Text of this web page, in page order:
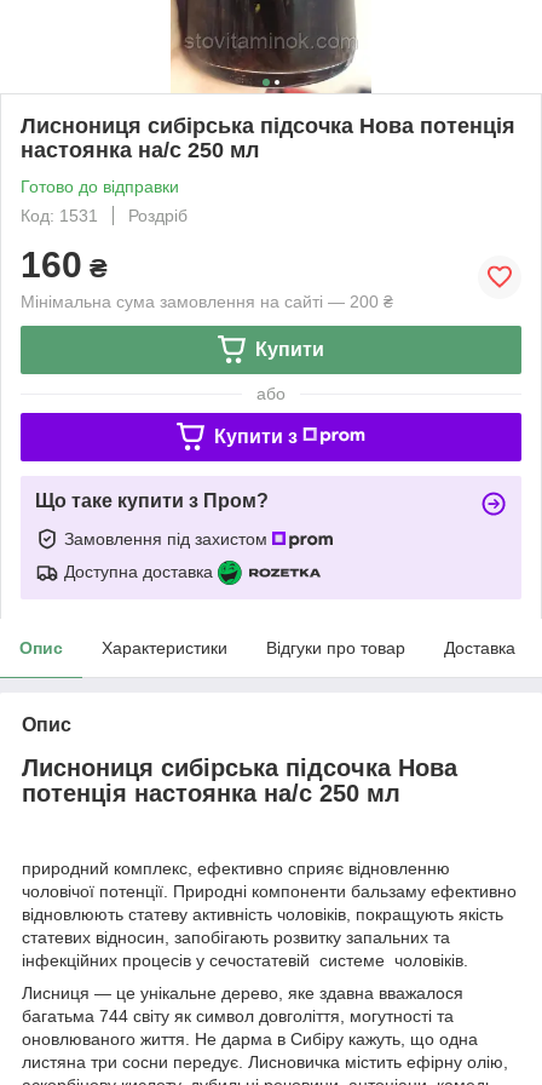
Лиснониця сибірська підсочка Нова потенція
настоянка на/с 250 мл
Готово до відправки
Код: 1531
Роздріб
160 ₴
Мінімальна сума замовлення на сайті — 200 ₴
Купити
або
Купити з
Що таке купити з Пром?
Замовлення під захистом
Доступна доставка
Опис Характеристики Відгуки про товар Доставка
Опис
Лиснониця сибірська підсочка Нова
потенція настоянка на/с 250 мл
природний комплекс, ефективно сприяє відновленню
чоловічої потенції. Природні компоненти бальзаму ефективно
відновлюють статеву активність чоловіків, покращують якість
статевих відносин, запобігають розвитку запальних та
інфекційних процесів у сечостатевій системе чоловіків.
Лисниця — це унікальне дерево, яке здавна вважалося
багатьма 744 світу як символ довголіття, могутності та
оновлюваного життя. Не дарма в Сибіру кажуть, що одна
листяна три сосни передує. Лисновичка містить ефірну олію,